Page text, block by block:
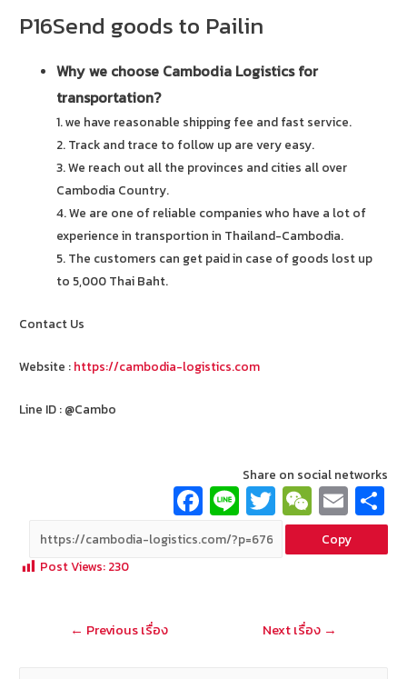
P16Send goods to Pailin
Why we choose Cambodia Logistics for
transportation?
1. we have reasonable shipping fee and fast service.
2. Track and trace to follow up are very easy.
3. We reach out all the provinces and cities all over
Cambodia Country.
4. We are one of reliable companies who have a lot of
experience in transportion in Thailand-Cambodia.
5. The customers can get paid in case of goods lost up
to 5,000 Thai Baht.
Contact Us
Website : https://cambodia-logistics.com
Line ID : @Cambo
Share on social networks
Fa
ce
b
Li
n
e
T
wi
tt
W
e
C
at
E
m
ai
Copy
Post Views: 230
แนะแนว
← Previous เรื่อง Next เรื่อง →